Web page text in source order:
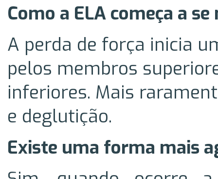
Como a ELA começa a
A perda de força inicia
pelos membros
inferiores. Mais
e deglutição.
Existe uma forma mais